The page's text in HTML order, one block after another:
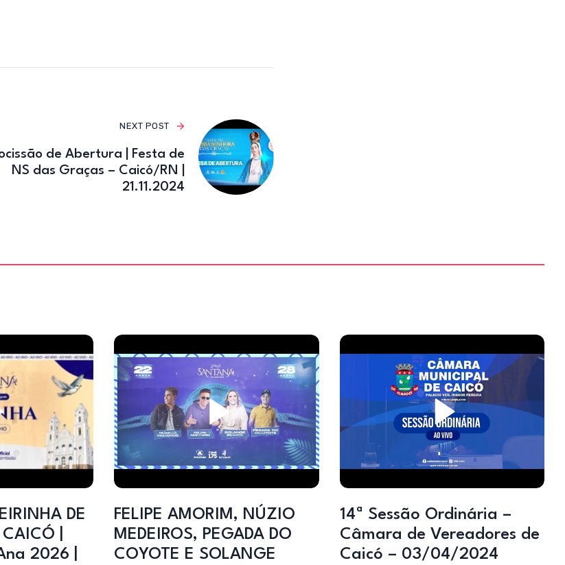
NEXT POST
de Abertura | Festa de
NS das Graças – Caicó/RN |
21.11.2024
DE
|
2026 |
FELIPE AMORIM, NÚZIO
MEDEIROS, PEGADA DO
COYOTE E SOLANGE
14ª Sessão Ordinária –
Câmara de Vereadores de
Caicó – 03/04/2024